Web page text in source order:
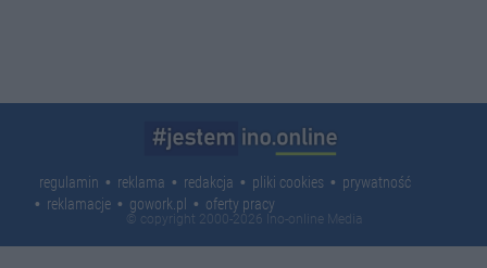
regulamin reklama redakcja pliki cookies
prywatność
reklamacje
gowork.pl oferty pracy
© copyright 2000-2026 Ino-online Media